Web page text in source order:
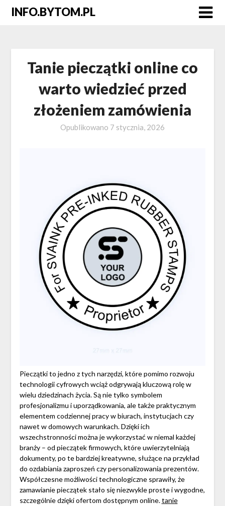
SkipINFO.BYTOM.PL
Tanie pieczątki online co
warto wiedzieć przed
złożeniem zamówienia
Opublikowano 7 stycznia, 2026
Pieczątki to jedno z tych narzędzi, które pomimo rozwoju
technologii cyfrowych wciąż odgrywają kluczową rolę w
wielu dziedzinach życia. Są nie tylko symbolem
profesjonalizmu i uporządkowania, ale także praktycznym
elementem codziennej pracy w biurach, instytucjach czy
nawet w domowych warunkach. Dzięki ich
wszechstronności można je wykorzystać w niemal każdej
branży – od pieczątek firmowych, które uwierzytelniają
dokumenty, po te bardziej kreatywne, służące na przykład
do ozdabiania zaproszeń czy personalizowania prezentów.
Współczesne możliwości technologiczne sprawiły, że
zamawianie pieczątek stało się niezwykle proste i wygodne,
szczególnie dzięki ofertom dostępnym online.tanie